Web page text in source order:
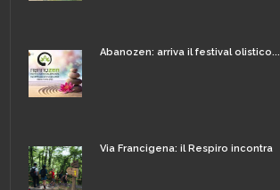
Abanozen: arriva il festival olistico...
Via Francigena: il Respiro incontra